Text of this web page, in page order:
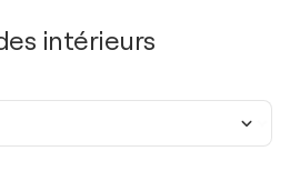
intérieurs